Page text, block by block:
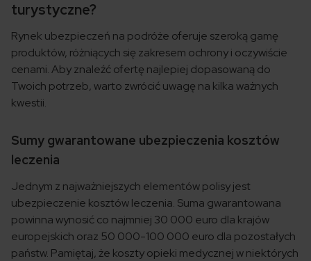
turystyczne?
Rynek ubezpieczeń na podróże oferuje szeroką gamę
produktów, różniących się zakresem ochrony i oczywiście
cenami. Aby znaleźć ofertę najlepiej dopasowaną do
Twoich potrzeb, warto zwrócić uwagę na kilka ważnych
kwestii.
Sumy gwarantowane ubezpieczenia kosztów
leczenia
Jednym z najważniejszych elementów polisy jest
ubezpieczenie kosztów leczenia. Suma gwarantowana
powinna wynosić co najmniej 30 000 euro dla krajów
europejskich oraz 50 000-100 000 euro dla pozostałych
państw. Pamiętaj, że koszty opieki medycznej w niektórych